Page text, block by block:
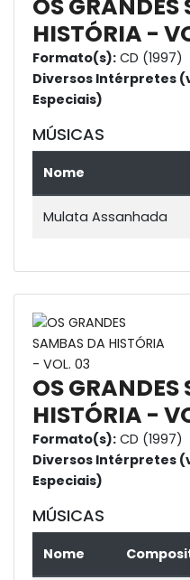
OS
HISTÓRIA -
Formato(s): CD (1997)
Diversos Intérpretes
Especiais)
MÚSICAS
Nome
Mulata Assanhada
OS
HISTÓRIA -
Formato(s): CD (1997)
Diversos Intérpretes
Especiais)
MÚSICAS
Nome